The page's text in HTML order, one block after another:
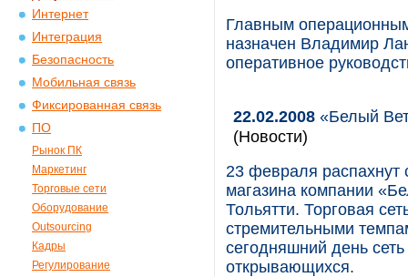
Интернет
Интеграция
Безопасность
Мобильная связь
Фиксированная связь
ПО
Рынок ПК
Маркетинг
Торговые сети
Оборудование
Outsourcing
Кадры
Регулирование
Главным
назначен Владимир
оперативное
22.02.2008 «Белый
(Новости)
23 февраля распахнут
магазина компании
Тольятти. Торговая
стремительными
сегодняшний день
открывающихся.